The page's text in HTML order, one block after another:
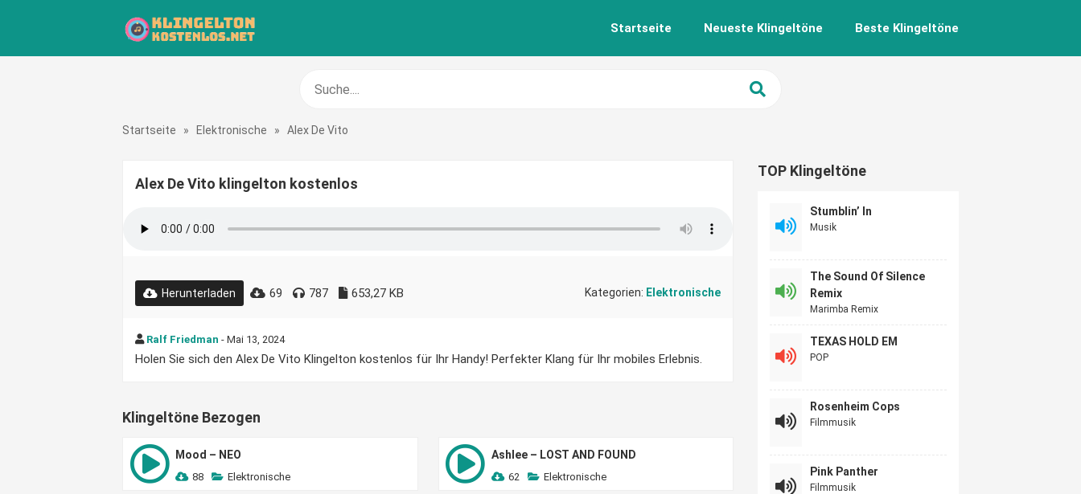
Startseite Neueste Klingeltöne Beste Klingeltöne
Startseite » Elektronische » Alex De Vito
Alex De Vito klingelton kostenlos
Herunterladen 69 787 653,27 KB Kategorien: Elektronische
Ralf Friedman - Mai 13, 2024
Holen Sie sich den Alex De Vito Klingelton kostenlos für Ihr Handy! Perfekter Klang für Ihr mobiles Erlebnis.
Klingeltöne Bezogen
Mood – NEO
88 Elektronische
Ashlee – LOST AND FOUND
62 Elektronische
TOP Klingeltöne
Stumblin’ In
Musik
The Sound Of Silence
Remix
Marimba Remix
TEXAS HOLD EM
POP
Rosenheim Cops
Filmmusik
Pink Panther
Filmmusik